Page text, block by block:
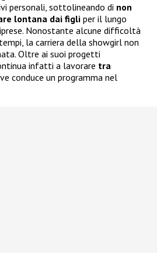
personali, sottolineando di non
lontana dai figli per il lungo
Nonostante alcune difficoltà
la carriera della showgirl non
Oltre ai suoi progetti
infatti a lavorare tra
conduce un programma nel